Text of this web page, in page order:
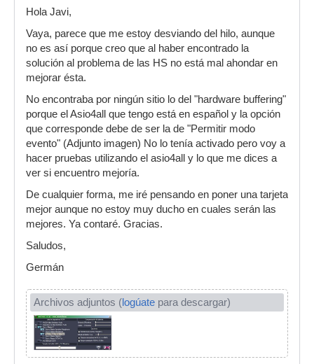
Hola Javi,
Vaya, parece que me estoy desviando del hilo, aunque
no es así porque creo que al haber encontrado la
solución al problema de las HS no está mal ahondar en
mejorar ésta.
No encontraba por ningún sitio lo del "hardware buffering"
porque el Asio4all que tengo está en español y la opción
que corresponde debe de ser la de "Permitir modo
evento" (Adjunto imagen) No lo tenía activado pero voy a
hacer pruebas utilizando el asio4all y lo que me dices a
ver si encuentro mejoría.
De cualquier forma, me iré pensando en poner una tarjeta
mejor aunque no estoy muy ducho en cuales serán las
mejores. Ya contaré. Gracias.
Saludos,
Germán
Archivos adjuntos (logúate para descargar)